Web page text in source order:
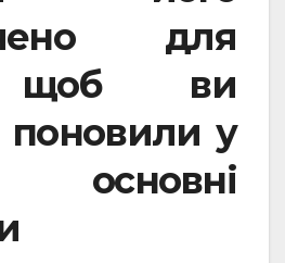
для
щоб ви
у
основні